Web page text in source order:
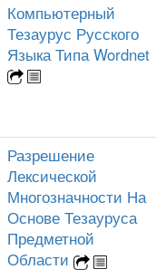
Компьютерный
Тезаурус Русского
Языка Типа Wordnet
Разрешение
Лексической
Многозначности На
Основе Тезауруса
Предметной
Области